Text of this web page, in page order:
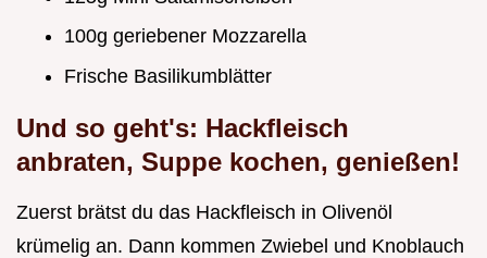
100g geriebener Mozzarella
Frische Basilikumblätter
Und so geht's: Hackfleisch
anbraten, Suppe kochen, genießen!
Zuerst brätst du das Hackfleisch in Olivenöl
krümelig an. Dann kommen Zwiebel und Knoblauch